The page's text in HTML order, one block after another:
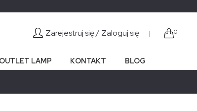
Zarejestruj się / Zaloguj się | 0
OUTLET LAMP KONTAKT BLOG